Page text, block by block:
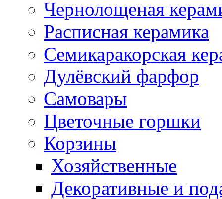
Чернолощеная
Расписная керамика
Семикаракорская
Дулёвский фарфор
Самовары
Цветочные горшки
Корзины
Хозяйственные
Декоративные и